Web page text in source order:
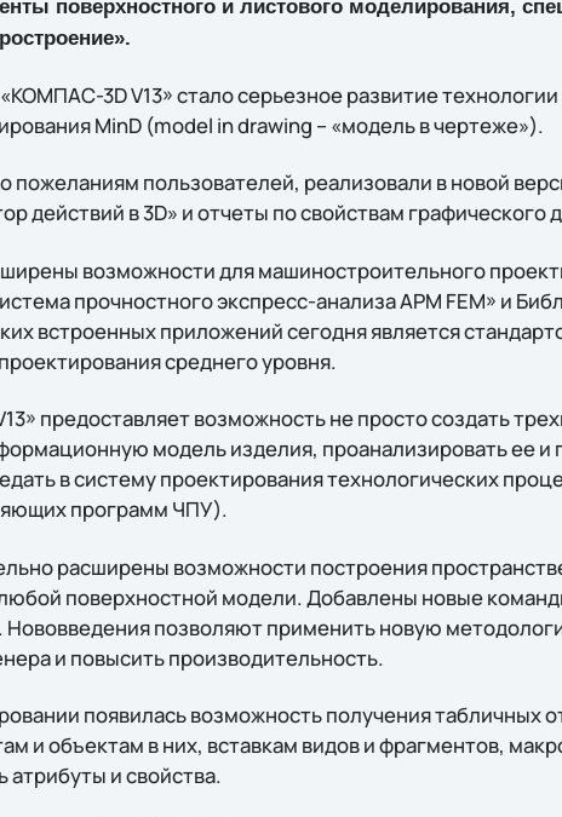
поверхностного и листового моделирования,
3D V13» стало серьезное развитие
MinD (model in drawing – «модель в чертеже»).
пожеланиям пользователей, реализовали в новой
действий в 3D» и отчеты по свойствам графического
возможности для машиностроительного
прочностного экспресс-анализа APM FEM» и
встроенных приложений сегодня является
среднего уровня.
предоставляет возможность не просто создать
модель изделия, проанализировать ее и
в систему проектирования технологических
программ ЧПУ).
расширены возможности построения
поверхностной модели. Добавлены новые
Нововведения позволяют применить новую
и повысить производительность.
появилась возможность получения табличных
и объектам в них, вставкам видов и фрагментов,
атрибуты и свойства.